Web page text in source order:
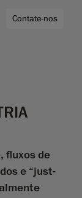
Contate-nos
fluxos de
e “just-